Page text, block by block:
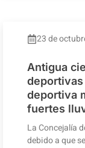
23 de
Antigua
deportiva
fuertes
La Concejalía
debido a que